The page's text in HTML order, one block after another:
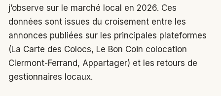
j’observe sur le marché local en 2026. Ces
données sont issues du croisement entre les
annonces publiées sur les principales plateformes
(La Carte des Colocs, Le Bon Coin colocation
Clermont-Ferrand, Appartager) et les retours de
gestionnaires locaux.